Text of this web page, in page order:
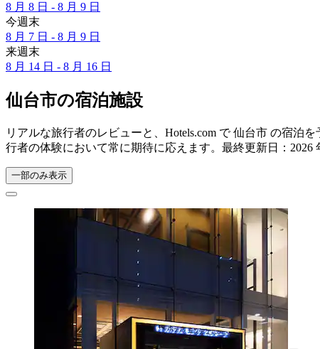
8 月 8 日 - 8 月 9 日
今週末
8 月 7 日 - 8 月 9 日
来週末
8 月 14 日 - 8 月 16 日
仙台市の宿泊施設
リアルな旅行者のレビューと、Hotels.com で 仙台市 の宿泊
行者の体験において常に期待に応えます。最終更新日： 2026
一部のみ表示